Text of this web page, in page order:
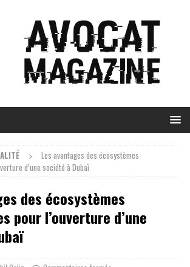
Les avantages des écosystèmes
d’une société à Dubaï
des écosystèmes
pour l’ouverture d’une